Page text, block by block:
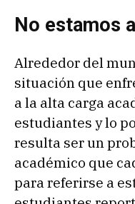
No estamos
Alrededor del
situación que
a la alta carga
estudiantes y lo
resulta ser un
académico que
para referirse a